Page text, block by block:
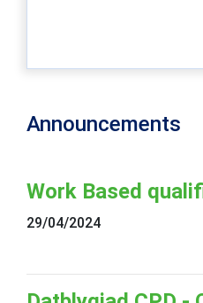
Announcements
Work Based
29/04/2024